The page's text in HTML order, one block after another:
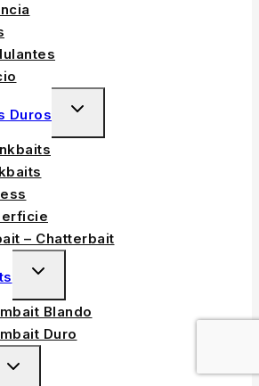
MENU
Duros
TOGGLE
– Chatterbait
TOGGLE
MENU
Blando
Duro
TOGGLE